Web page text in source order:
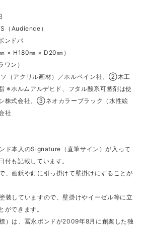
（Audience）
ンドバ
× H180㎜ × D20㎜）
ン）
（アクリル画材）／ホルベイン社、②木工
※ホルムアルデヒド、フタル酸系可塑剤は使
株式会社、③ネオカラーブラック（水性絵
社
ド本人のSignature（直筆サイン）が入って
付も記載しています。
、画鋲や釘に引っ掛けて壁掛けにすることが
装していますので、壁掛けやイーゼル等に立
ができます。
）は、冨永ボンドが2009年8月に創案した独